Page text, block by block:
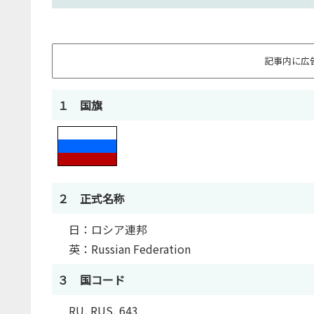
記事内に広
１ 国旗
２ 正式名称
日：ロシア連邦
英：Russian Federation
３ 国コード
RU, RUS, 643